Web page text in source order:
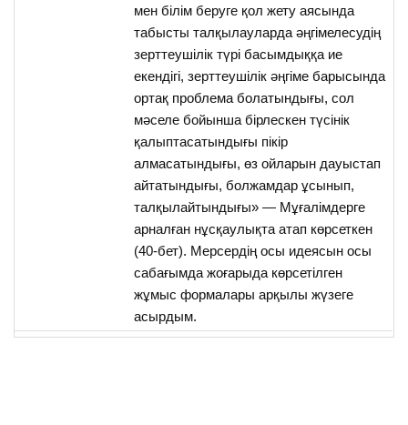
мен білім беруге қол жету аясында
табысты талқылауларда әңгімелесудің
зерттеушілік түрі басымдыққа ие
екендігі, зерттеушілік әңгіме барысында
ортақ проблема болатындығы, сол
мәселе бойынша бірлескен түсінік
қалыптасатындығы пікір
алмасатындығы, өз ойларын дауыстап
айтатындығы, болжамдар ұсынып,
талқылайтындығы» — Мұғалімдерге
арналған нұсқаулықта атап көрсеткен
(40-бет). Мерсердің осы идеясын осы
сабағымда жоғарыда көрсетілген
жұмыс формалары арқылы жүзеге
асырдым.